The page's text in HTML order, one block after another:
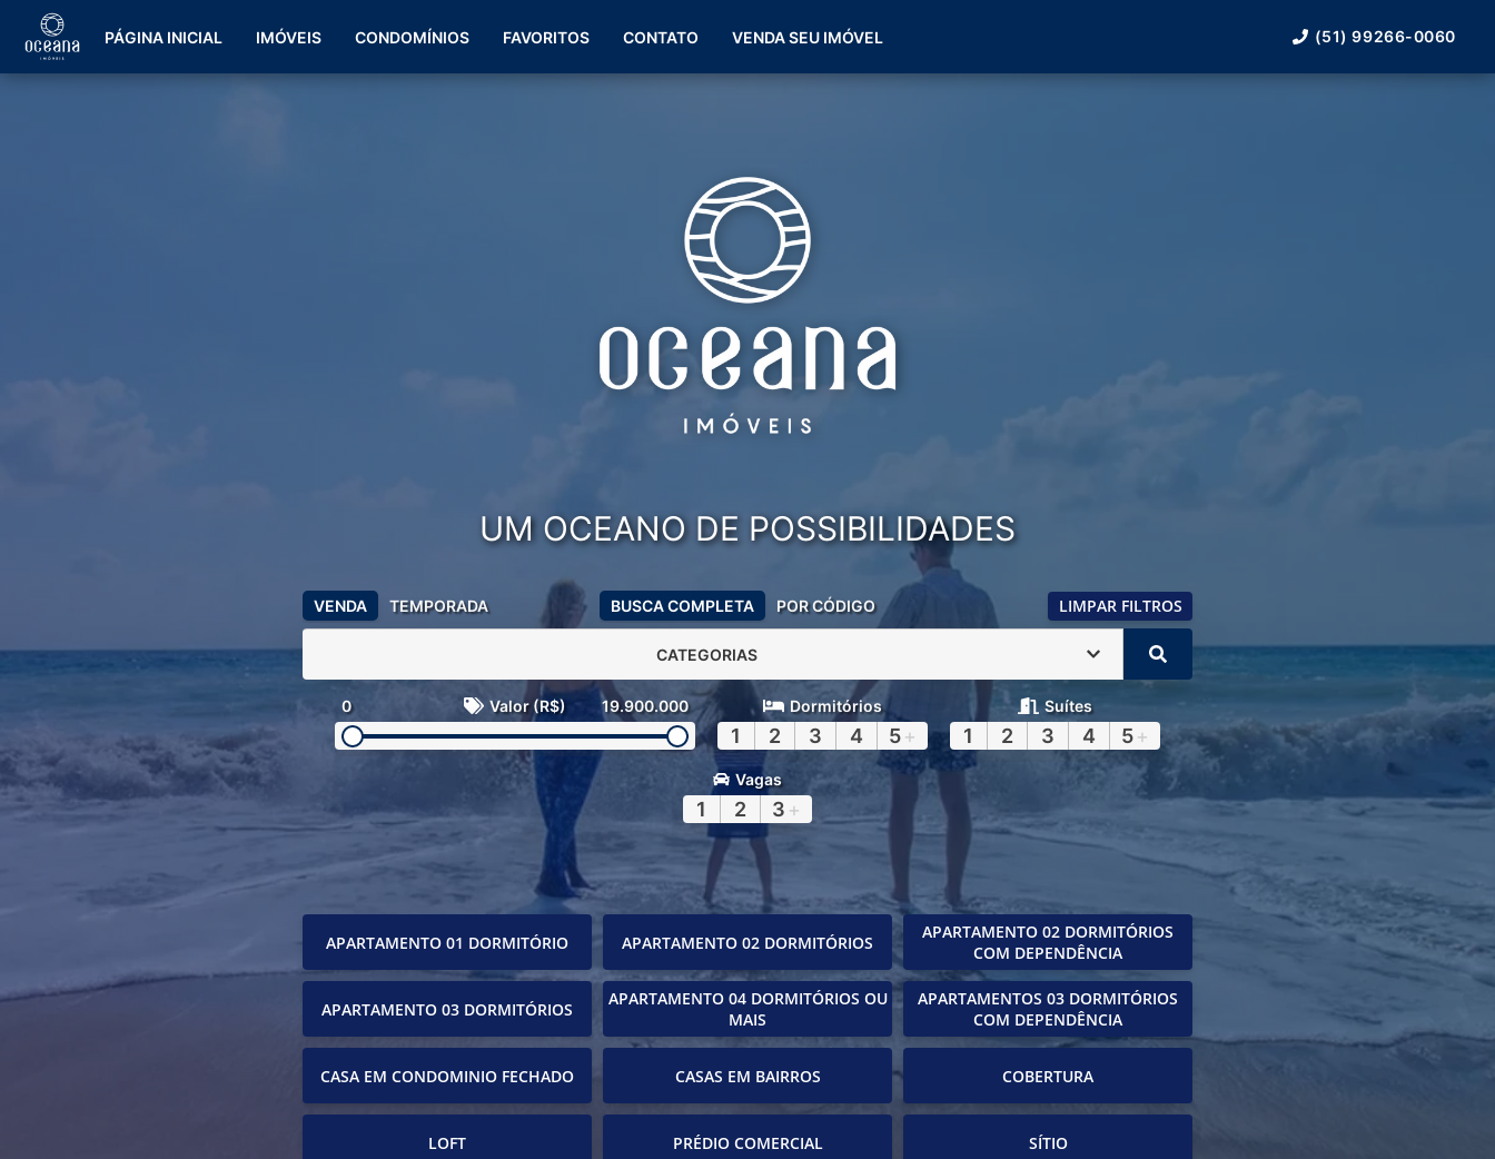
(51) 99266-0060
PÁGINA INICIAL IMÓVEIS CONDOMÍNIOS FAVORITOS CONTATO VENDA SEU IMÓVEL (51) 99266-0060
UM OCEANO DE POSSIBILIDADES
VENDA TEMPORADA BUSCA COMPLETA POR CÓDIGO LIMPAR FILTROS
CATEGORIAS
0 Valor (R$) 19.900.000 Dormitórios
1 2 3 4 5+
Suítes
1 2 3 4 5+
Vagas
1 2 3 +
APARTAMENTO 01 DORMITÓRIO APARTAMENTO 02 DORMITÓRIOS
APARTAMENTO 02 DORMITÓRIOS
COM DEPENDÊNCIA
APARTAMENTO 03 DORMITÓRIOS
APARTAMENTO 04 DORMITÓRIOS OU
MAIS
APARTAMENTOS 03 DORMITÓRIOS
COM DEPENDÊNCIA
CASA EM CONDOMINIO FECHADO CASAS EM BAIRROS COBERTURA
LOFT PRÉDIO COMERCIAL SÍTIO